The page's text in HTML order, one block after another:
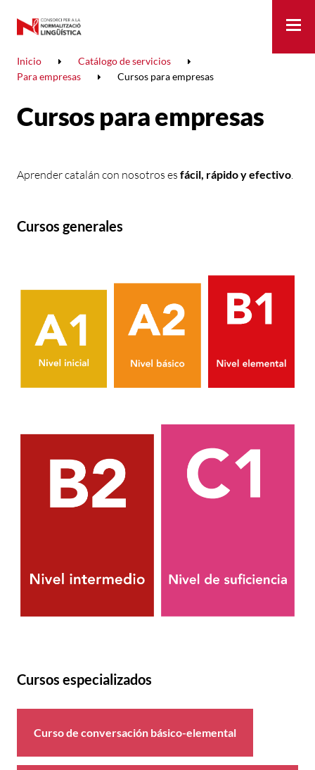
Inicio
Catálogo de servicios
Para empresas
Cursos para empresas
Cursos para empresas
Aprender catalán con nosotros es fácil, rápido y efectivo.
Cursos generales
Cursos especializados
Curso de conversación básico-elemental